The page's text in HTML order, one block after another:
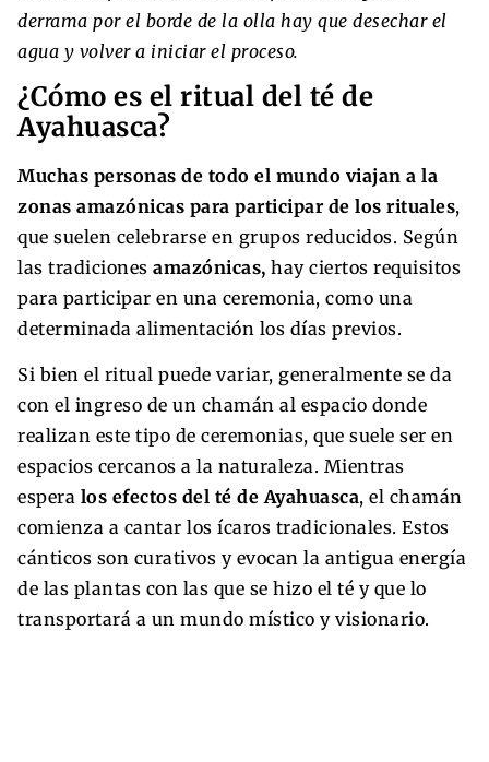
derrama por el borde de la olla hay que desechar el
agua y volver a iniciar el proceso.
¿Cómo es el ritual del té de
Ayahuasca?
Muchas personas de todo el mundo viajan a la
zonas amazónicas para participar de los rituales,
que suelen celebrarse en grupos reducidos. Según
las tradiciones amazónicas, hay ciertos requisitos
para participar en una ceremonia, como una
determinada alimentación los días previos.
Si bien el ritual puede variar, generalmente se da
con el ingreso de un chamán al espacio donde
realizan este tipo de ceremonias, que suele ser en
espacios cercanos a la naturaleza. Mientras
espera los efectos del té de Ayahuasca, el chamán
comienza a cantar los ícaros tradicionales. Estos
cánticos son curativos y evocan la antigua energía
de las plantas con las que se hizo el té y que lo
transportará a un mundo místico y visionario.